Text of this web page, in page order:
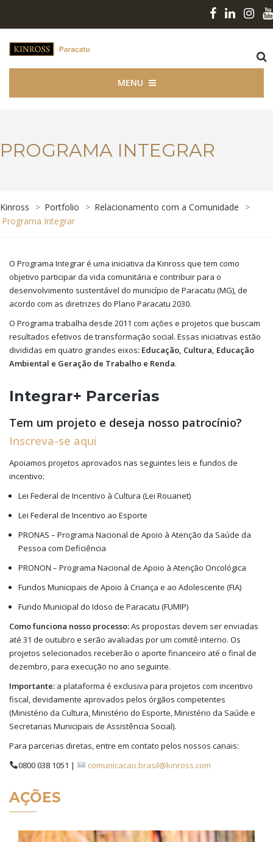
MENU
PROGRAMA INTEGRAR
Kinross > Portfolio > Relacionamento com a Comunidade
>
Programa Integrar
O Programa Integrar é uma iniciativa da Kinross que tem como
objetivo participar da vida comunitária e contribuir para o
desenvolvimento sustentável do município de Paracatu (MG), de
acordo com as diretrizes do Plano Paracatu 2030.
O Programa trabalha desde 2011 com ações e projetos que buscam
resultados efetivos de transformação social. Essas iniciativas estão
divididas em quatro grandes eixos: Educação, Cultura, Educação
Ambiental e Geração de Trabalho e Renda.
Integrar+ Parcerias
Tem um projeto e deseja nosso patrocínio?
Inscreva-se aqui
Apoiamos projetos aprovados nas seguintes leis e fundos de
incentivo:
Lei Federal de Incentivo à Cultura (Lei Rouanet)
Lei Federal de Incentivo ao Esporte
PRONAS – Programa Nacional de Apoio à Atenção da Saúde da
Pessoa com Deficiência
PRONON – Programa Nacional de Apoio à Atenção Oncológica
Fundos Municipais de Apoio à Criança e ao Adolescente (FIA)
Fundo Municipal do Idoso de Paracatu (FUMIP)
Como funciona nosso processo:As propostas devem ser enviadas
até 31 de outubro e serão avaliadas por um comitê interno. Os
projetos selecionados receberão o aporte financeiro até o final de
dezembro, para execução no ano seguinte.
Importante: a plataforma é exclusiva para projetos com incentivo
fiscal, devidamente aprovados pelos órgãos competentes
(Ministério da Cultura, Ministério do Esporte, Ministério da Saúde e
Secretarias Municipais de Assistência Social).
Para parcerias diretas, entre em contato pelos nossos canais:
0800 038 1051 |
comunicacao.brasil@kinross.com
AÇÕES